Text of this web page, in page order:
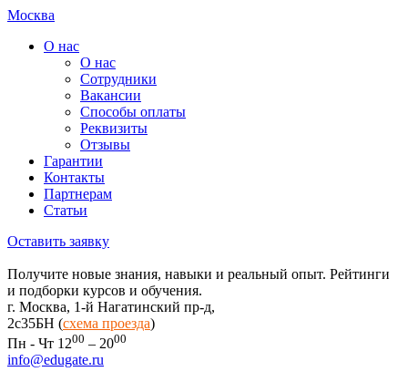
Москва
О нас
О нас
Сотрудники
Вакансии
Способы оплаты
Реквизиты
Отзывы
Гарантии
Контакты
Партнерам
Статьи
Оставить заявку
Получите новые знания, навыки и реальный опыт. Рейтинги
и подборки курсов и обучения.
г. Москва, 1-й Нагатинский пр-д,
2c35БН (схема проезда)
Пн - Чт 1200 – 2000
info@edugate.ru